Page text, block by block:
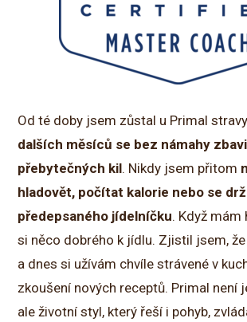
Od té doby jsem zůstal u Primal
dalších měsíců se bez námahy
přebytečných kil. Nikdy jsem přitom
hladovět, počítat kalorie nebo se
předepsaného jídelníčku. Když mám
si něco dobrého k jídlu. Zjistil jsem, že
a dnes si užívám chvíle strávené v
zkoušení nových receptů. Primal není
ale životní styl, který řeší i pohyb,